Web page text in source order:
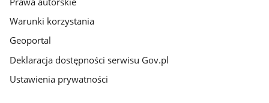
Warunki korzystania
Geoportal
Deklaracja dostępności serwisu Gov.pl
Ustawienia prywatności